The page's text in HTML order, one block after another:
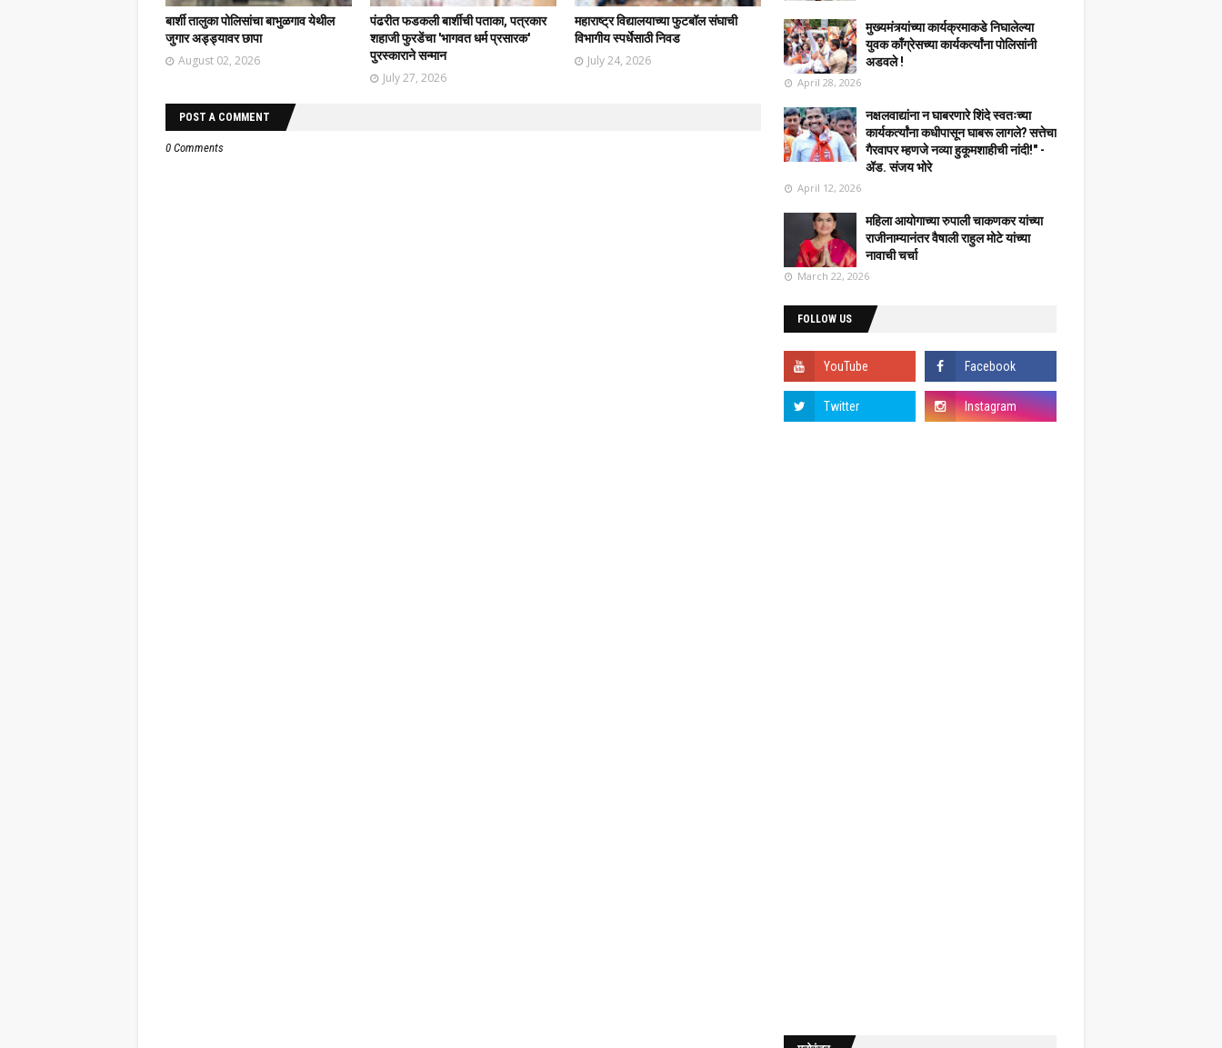
बार्शी तालुका पोलिसांचा बाभुळगाव येथील
जुगार अड्ड्यावर छापा
August 02, 2026
पंढरीत फडकली बार्शीची पताका, पत्रकार
शहाजी फुरडेंचा 'भागवत धर्म प्रसारक'
पुरस्काराने सन्मान
July 27, 2026
महाराष्ट्र विद्यालयाच्या फुटबॉल संघाची
विभागीय स्पर्धेसाठी निवड
July 24, 2026
POST A COMMENT
0 Comments
मुख्यमंत्र्यांच्या कार्यक्रमाकडे निघालेल्या
युवक काँग्रेसच्या कार्यकर्त्यांना पोलिसांनी
अडवले !
April 28, 2026
नक्षलवाद्यांना न घाबरणारे शिंदे स्वतःच्या
कार्यकर्त्यांना कधीपासून घाबरू लागले? सत्तेचा
गैरवापर म्हणजे नव्या हुकूमशाहीची नांदी!" -
ॲड. संजय भोरे
April 12, 2026
महिला आयोगाच्या रुपाली चाकणकर यांच्या
राजीनाम्यानंतर वैषाली राहुल मोटे यांच्या
नावाची चर्चा
March 22, 2026
FOLLOW US